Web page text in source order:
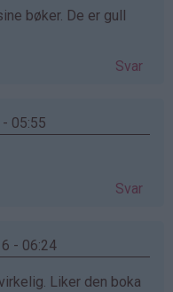
bøker. De er gull
Svar
05:55
Svar
- 06:24
Liker den boka